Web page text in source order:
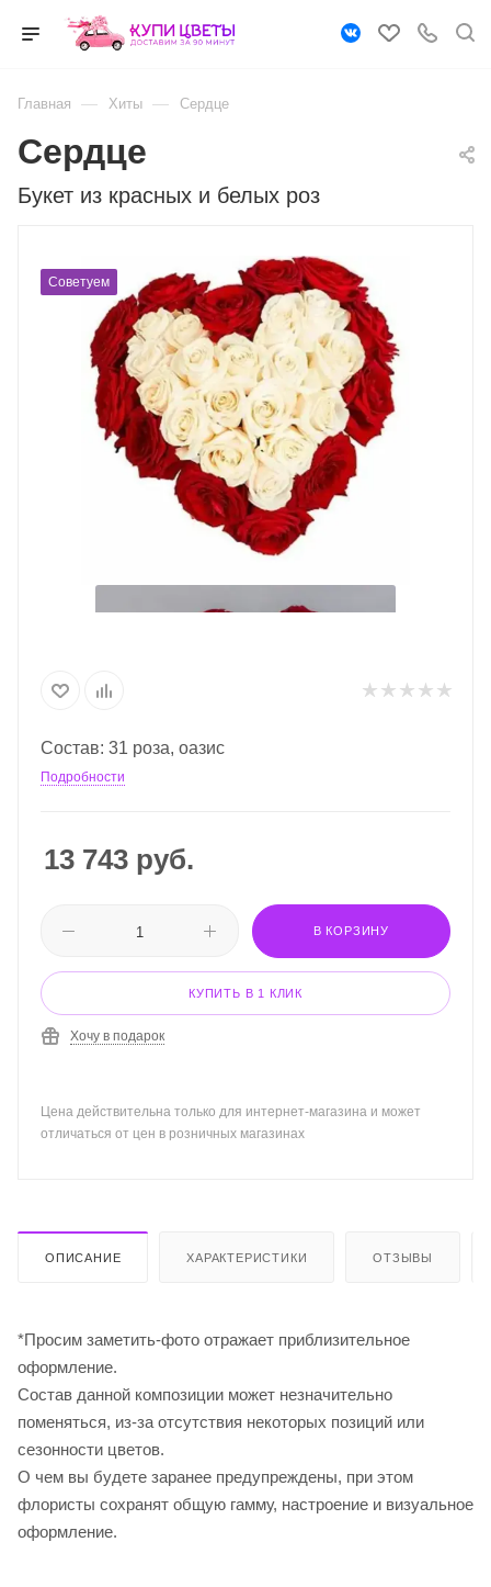
Главная — Хиты — Сердце
Букет из красных и белых роз
Сердце
Советуем
Состав: 31 роза, оазис
Подробности
13 743 руб.
В КОРЗИНУ
КУПИТЬ В 1 КЛИК
Хочу в подарок
Цена действительна только для интернет-магазина и может
отличаться от цен в розничных магазинах
ОПИСАНИЕ ХАРАКТЕРИСТИКИ ОТЗЫВЫ
*Просим заметить-фото отражает приблизительное
оформление.
Cостав данной композиции может незначительно
поменяться, из-за отсутствия некоторых позиций или
сезонности цветов.
О чем вы будете заранее предупреждены, при этом
флористы сохранят общую гамму, настроение и визуальное
оформление.